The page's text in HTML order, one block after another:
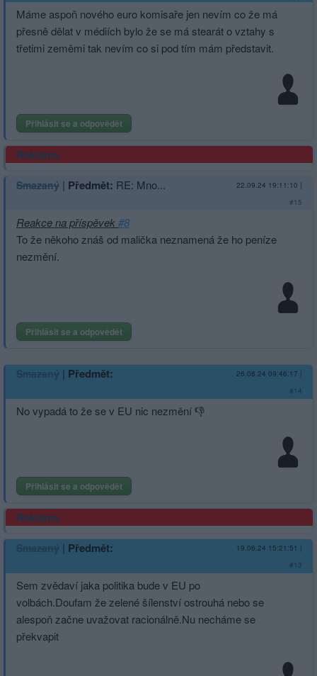
Máme aspoň nového euro komisaře jen nevím co že má
přesně dělat v médiích bylo že se má stearát o vztahy s
třetimi zeměmi tak nevím co si pod tím mám představit.
Přihlásit se a odpovědět
Reklama
Smazaný | Předmět: RE: Mno... 22.09.24 19:11:10 |
#15
Reakce na příspěvek#8
To že někoho znáš od malička neznamená že ho peníze
nezmění.
Přihlásit se a odpovědět
Smazaný | Předmět: 26.08.24 09:46:17 |
#14
No vypadá to že se v EU nic nezmění 👎
Přihlásit se a odpovědět
Reklama
Smazaný | Předmět: 19.06.24 15:21:51 |
#13
Sem zvědaví jaka politika bude v EU po
volbách.Doufam že zelené šílenství ostrouhá nebo se
alespoň začne uvažovat racionálně.Nu necháme se
překvapit